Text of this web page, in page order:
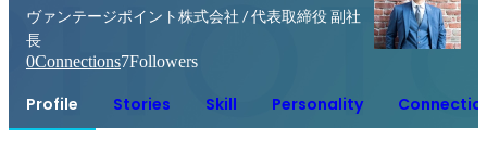
ヴァンテージポイント株式会社 / 代表取締役 副社
長
0Connections7Followers
Profile Stories Skill Personality